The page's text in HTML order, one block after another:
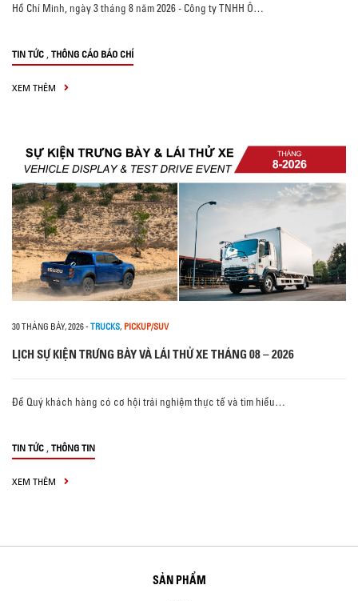
Hồ Chí Minh, ngày 3 tháng 8 năm 2026 - Công ty TNHH Ô…
TIN TỨC , THÔNG CÁO BÁO CHÍ
XEM THÊM
30 THÁNG BẢY, 2026- TRUCKS, PICKUP/SUV
LỊCH SỰ KIỆN TRƯNG BÀY VÀ LÁI THỬ XE THÁNG 08 – 2026
Để Quý khách hàng có cơ hội trải nghiệm thực tế và tìm hiểu…
TIN TỨC , THÔNG TIN
XEM THÊM
SẢN PHẨM